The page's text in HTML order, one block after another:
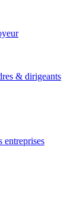
& dirigeants
entreprises